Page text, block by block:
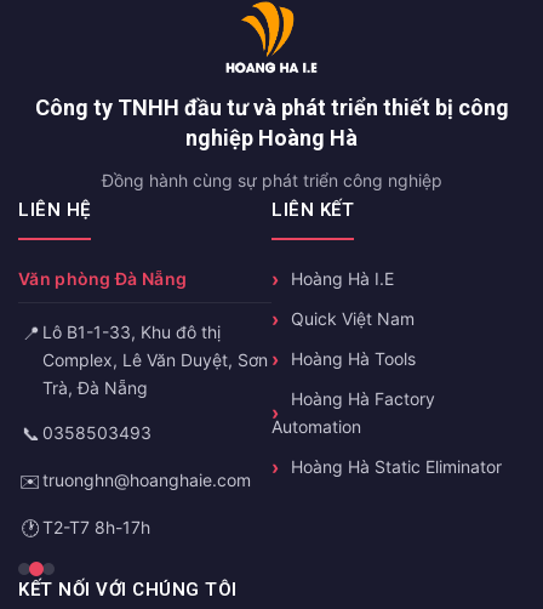
Công ty TNHH đầu tư và phát triển thiết bị công
nghiệp Hoàng Hà
Đồng hành cùng sự phát triển công nghiệp
LIÊN HỆ
Văn phòng Đà Nẵng
📍 Lô B1-1-33, Khu đô thị
Complex, Lê Văn Duyệt, Sơn
Trà, Đà Nẵng
📞 0358503493
✉️truonghn@hoanghaie.com
🕐T2-T7 8h-17h
LIÊN KẾT
Hoàng Hà I.E
Quick Việt Nam
Hoàng Hà Tools
Hoàng Hà Factory
Automation
Hoàng Hà Static Eliminator
KẾT NỐI VỚI CHÚNG TÔI